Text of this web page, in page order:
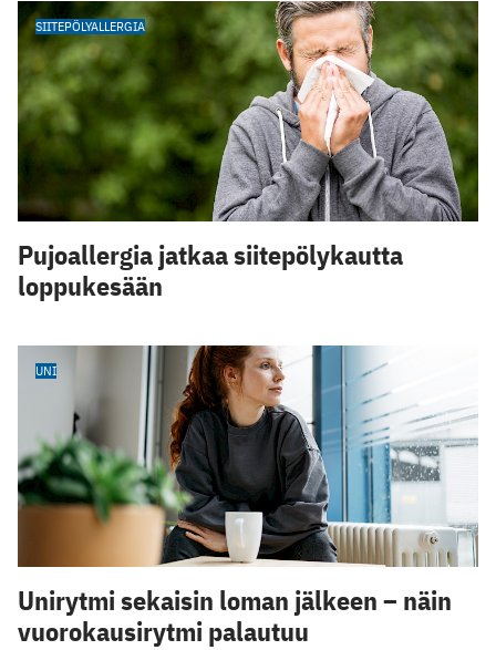
SIITEPÖLYALLERGIA
Pujoallergia jatkaa siitepölykautta
loppukesään
UNI
Unirytmi sekaisin loman jälkeen – näin
vuorokausirytmi palautuu